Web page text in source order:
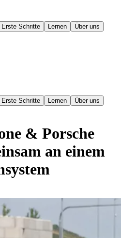
Erste Schritte Lernen Über uns
Erste Schritte Lernen Über uns
& Porsche
an einem